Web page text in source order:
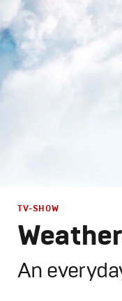
Графический дизайн
An
TV-SHOW